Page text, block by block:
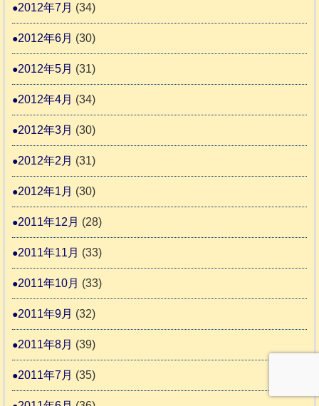
2012年7月 (34)
2012年6月 (30)
2012年5月 (31)
2012年4月 (34)
2012年3月 (30)
2012年2月 (31)
2012年1月 (30)
2011年12月 (28)
2011年11月 (33)
2011年10月 (33)
2011年9月 (32)
2011年8月 (39)
2011年7月 (35)